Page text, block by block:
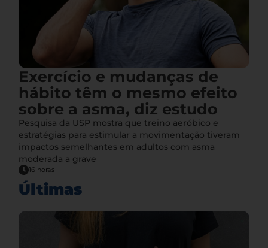
Exercício e mudanças de
hábito têm o mesmo efeito
sobre a asma, diz estudo
Pesquisa da USP mostra que treino aeróbico e
estratégias para estimular a movimentação tiveram
impactos semelhantes em adultos com asma
moderada a grave
16 horas
Últimas